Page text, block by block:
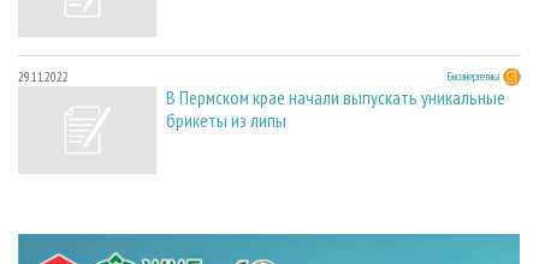
29.11.2022 Биоэнергетика
В Пермском крае начали выпускать уникальные
брикеты из липы